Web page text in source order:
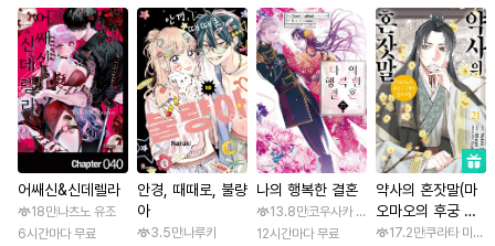
어쌔신&신데렐라
18만나츠노 유조
6시간마다 무료
안경, 때때로, 불량
아
3.5만나루키
나의 행복한 결혼
13.8만코우사카 리토 / 아기토기 아쿠미
12시간마다 무료
약사의 혼잣말(마
오마오의 후궁 수
수께끼 풀이수첩)
17.2만쿠라타 미노